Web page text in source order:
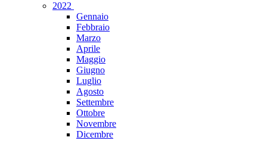
2022
Gennaio
Febbraio
Marzo
Aprile
Maggio
Giugno
Luglio
Agosto
Settembre
Ottobre
Novembre
Dicembre